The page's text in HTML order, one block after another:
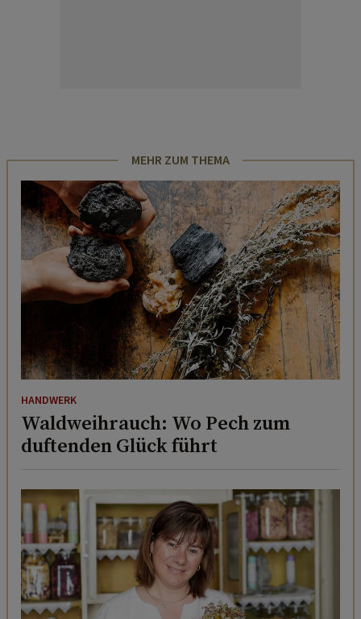
MEHR ZUM THEMA
HANDWERK
Waldweihrauch: Wo Pech zum
duftenden Glück führt